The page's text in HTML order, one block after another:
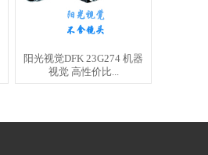
阳光视觉DFK 23G274 机器
视觉 高性价比...